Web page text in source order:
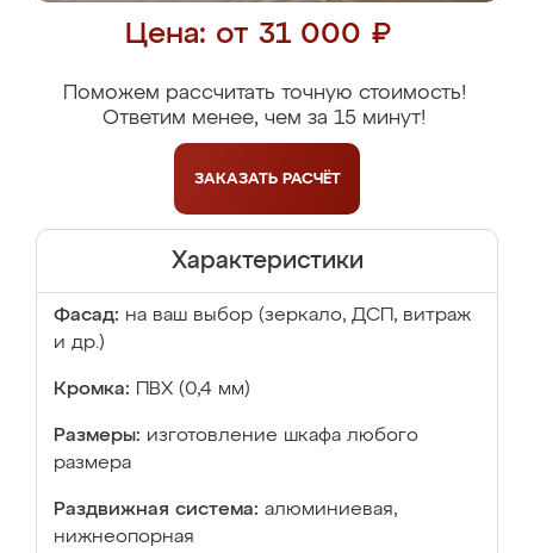
Цена: от 31 000 ₽
Поможем рассчитать точную стоимость!
Ответим менее, чем за 15 минут!
ЗАКАЗАТЬ РАСЧЁТ
Характеристики
Фасад: на ваш выбор (зеркало, ДСП, витраж
и др.)
Кромка: ПВХ (0,4 мм)
Размеры: изготовление шкафа любого
размера
Раздвижная система: алюминиевая,
нижнеопорная